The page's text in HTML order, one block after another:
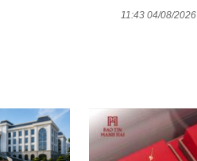
11:43 04/08/2026